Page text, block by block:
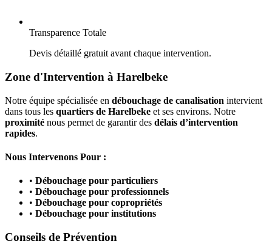
Transparence Totale
Devis détaillé gratuit avant chaque intervention.
Zone d'Intervention à Harelbeke
Notre équipe spécialisée en débouchage de canalisation intervient
dans tous les quartiers de Harelbeke et ses environs. Notre
proximité nous permet de garantir des délais d’intervention
rapides.
Nous Intervenons Pour :
• Débouchage pour particuliers
• Débouchage pour professionnels
• Débouchage pour copropriétés
• Débouchage pour institutions
Conseils de Prévention